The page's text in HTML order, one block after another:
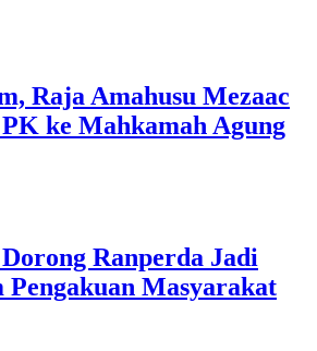
Raja Amahusu Mezaac
ke Mahkamah Agung
Ranperda Jadi
Pengakuan Masyarakat